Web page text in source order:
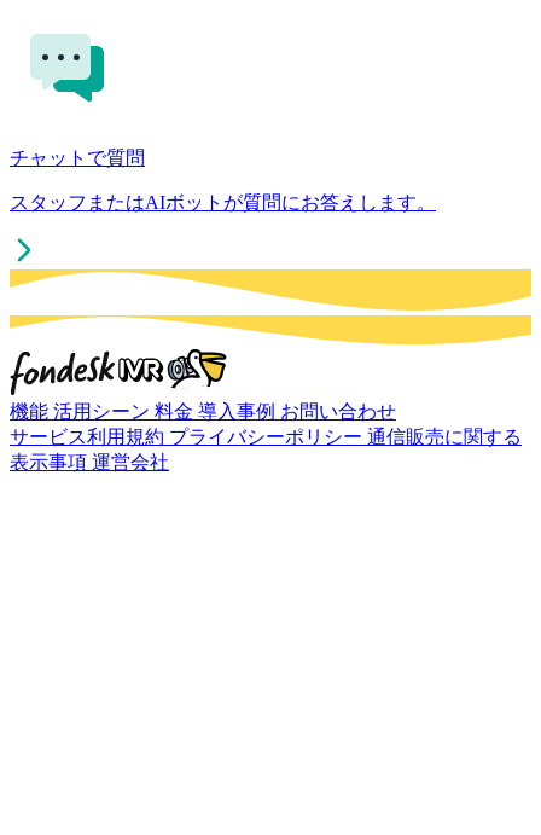
チャットで質問
スタッフまたはAIボットが質問にお答えします。
機能 活用シーン 料金 導入事例 お問い合わせ
サービス利用規約 プライバシーポリシー 通信販売に関する
表示事項 運営会社